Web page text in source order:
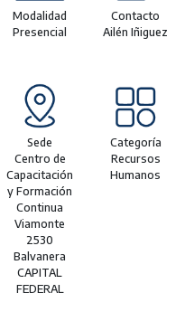
Modalidad
Presencial
Contacto
Ailén Iñiguez
Sede
Centro de
Capacitación
y Formación
Continua
Viamonte
2530
Balvanera
CAPITAL
FEDERAL
Categoría
Recursos
Humanos